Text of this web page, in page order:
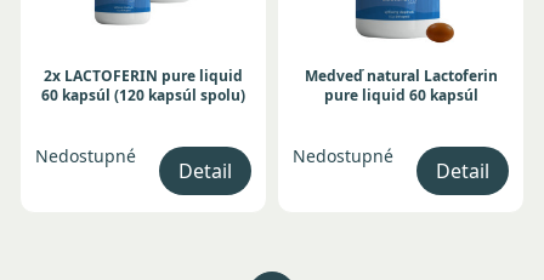
2x LACTOFERIN pure liquid
60 kapsúl (120 kapsúl spolu)
Nedostupné
Detail
Medveď natural Lactoferin
pure liquid 60 kapsúl
Nedostupné
Detail